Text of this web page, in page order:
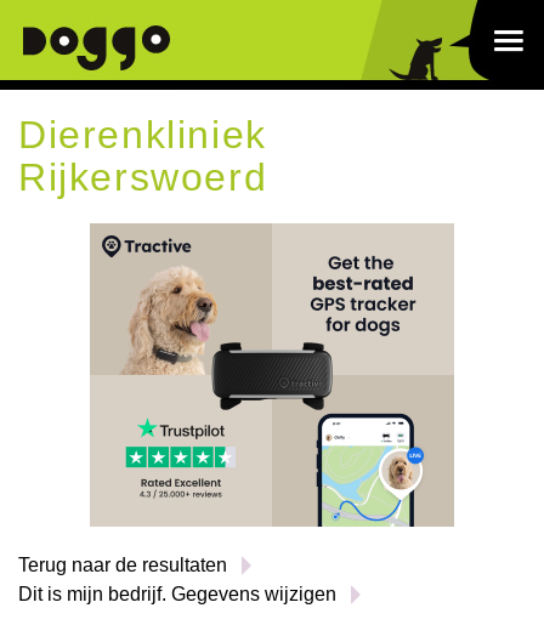
Dierenkliniek
Rijkerswoerd
Terug naar de resultaten
Dit is mijn bedrijf. Gegevens wijzigen